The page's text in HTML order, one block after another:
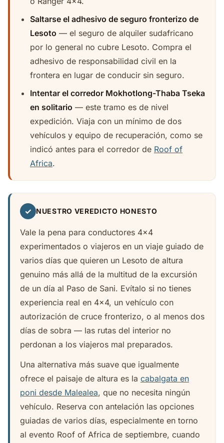
Saltarse el adhesivo de seguro fronterizo de
Lesoto — el seguro de alquiler sudafricano
por lo general no cubre Lesoto. Compra el
adhesivo de responsabilidad civil en la
frontera en lugar de conducir sin seguro.
Intentar el corredor Mokhotlong-Thaba Tseka
en solitario — este tramo es de nivel
expedición. Viaja con un mínimo de dos
vehículos y equipo de recuperación, como se
indicó antes para el corredor de Roof of
Africa.
✓ NUESTRO VEREDICTO HONESTO
Vale la pena para conductores 4x4
experimentados o viajeros en un viaje guiado de
varios días que quieren un Lesoto de altura
genuino más allá de la multitud de la excursión
de un día al Paso de Sani. Evítalo si no tienes
experiencia real en 4x4, un vehículo con
autorización de cruce fronterizo, o al menos dos
días de sobra — las rutas del interior no
perdonan a los viajeros mal preparados.
Una alternativa más suave que igualmente
ofrece el paisaje de altura es la cabalgata en
poni desde Malealea, que no necesita ningún
vehículo. Reserva con antelación las opciones
guiadas de varios días, especialmente en torno
al evento Roof of Africa de septiembre, cuando